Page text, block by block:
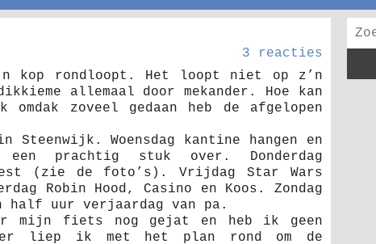
3 reacties
kop rondloopt. Het loopt niet op z’n
allemaal door mekander. Hoe kan
zoveel gedaan heb de afgelopen
Steenwijk. Woensdag kantine hangen en
prachtig stuk over. Donderdag
(zie de foto’s). Vrijdag Star Wars
Robin Hood, Casino en Koos. Zondag
half uur verjaardag van pa.
mijn fiets nog gejat en heb ik geen
liep ik met het plan rond om de